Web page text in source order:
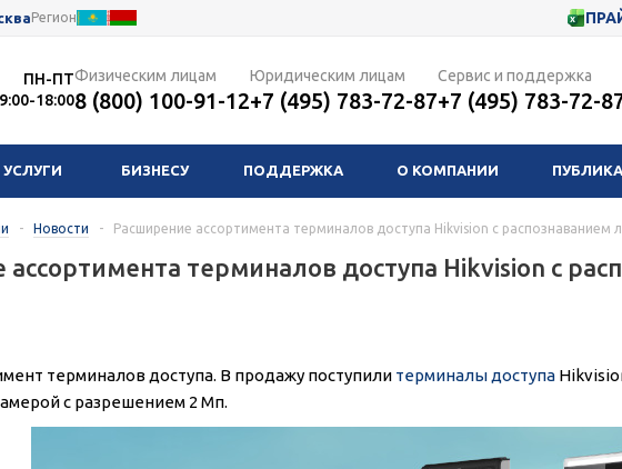
Регион
ПН-ПТ
9:00-18:00
Физическим лицам
8 (800) 100-91-12
Юридическим лицам
+7 (495) 783-72-87
Сервис и поддержка
+7 (495) 783-72-
УСЛУГИ БИЗНЕСУ ПОДДЕРЖКА О КОМПАНИИ
- Новости - Расширение ассортимента терминалов доступа Hikvision с распознаванием
терминалов доступа Hikvision с
терминалов доступа. В продажу поступили терминалы доступа
с разрешением 2 Мп.